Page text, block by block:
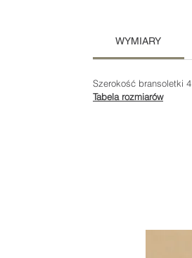
WYMIARY
Szerokość bransoletki 4
Tabela rozmiarów